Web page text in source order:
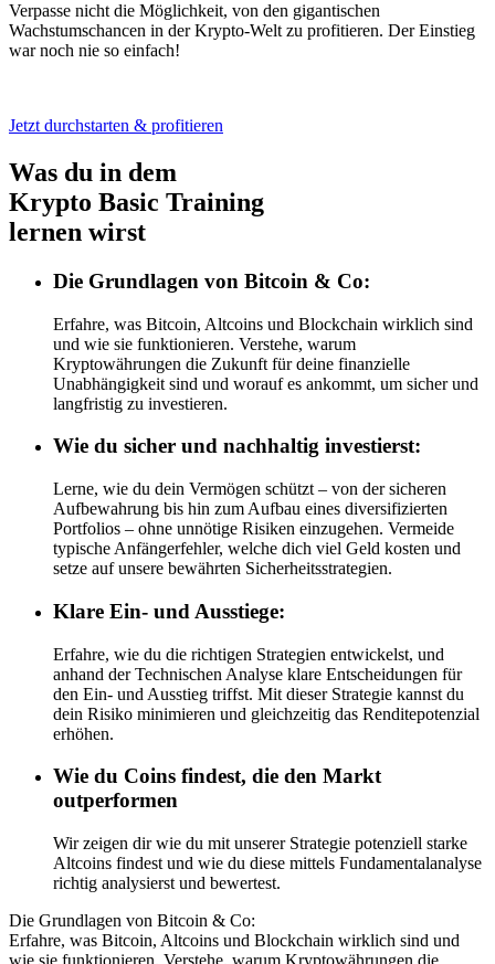
Verpasse nicht die Möglichkeit, von den gigantischen
Wachstumschancen in der Krypto-Welt zu profitieren. Der Einstieg
war noch nie so einfach!
Jetzt durchstarten & profitieren
Was du in dem
Krypto Basic Training
lernen wirst
Die Grundlagen von Bitcoin & Co:
Erfahre, was Bitcoin, Altcoins und Blockchain wirklich sind
und wie sie funktionieren. Verstehe, warum
Kryptowährungen die Zukunft für deine finanzielle
Unabhängigkeit sind und worauf es ankommt, um sicher und
langfristig zu investieren.
Wie du sicher und nachhaltig investierst:
Lerne, wie du dein Vermögen schützt – von der sicheren
Aufbewahrung bis hin zum Aufbau eines diversifizierten
Portfolios – ohne unnötige Risiken einzugehen. Vermeide
typische Anfängerfehler, welche dich viel Geld kosten und
setze auf unsere bewährten Sicherheitsstrategien.
Klare Ein- und Ausstiege:
Erfahre, wie du die richtigen Strategien entwickelst, und
anhand der Technischen Analyse klare Entscheidungen für
den Ein- und Ausstieg triffst. Mit dieser Strategie kannst du
dein Risiko minimieren und gleichzeitig das Renditepotenzial
erhöhen.
Wie du Coins findest, die den Markt
outperformen
Wir zeigen dir wie du mit unserer Strategie potenziell starke
Altcoins findest und wie du diese mittels Fundamentalanalyse
richtig analysierst und bewertest.
Die Grundlagen von Bitcoin & Co:
Erfahre, was Bitcoin, Altcoins und Blockchain wirklich sind und
wie sie funktionieren. Verstehe, warum Kryptowährungen die